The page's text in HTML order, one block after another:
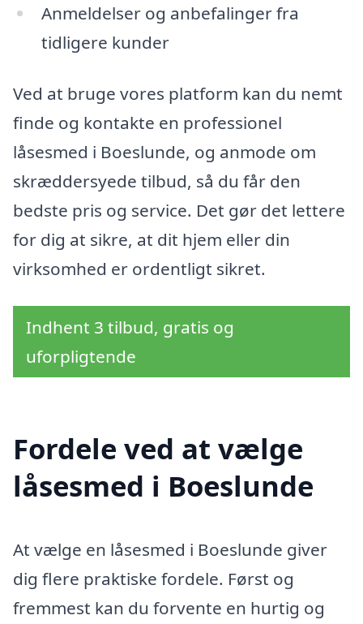
Anmeldelser og anbefalinger fra
tidligere kunder
Ved at bruge vores platform kan du nemt
finde og kontakte en professionel
låsesmed i Boeslunde, og anmode om
skræddersyede tilbud, så du får den
bedste pris og service. Det gør det lettere
for dig at sikre, at dit hjem eller din
virksomhed er ordentligt sikret.
Indhent 3 tilbud, gratis og
uforpligtende
Fordele ved at vælge
låsesmed i Boeslunde
At vælge en låsesmed i Boeslunde giver
dig flere praktiske fordele. Først og
fremmest kan du forvente en hurtig og